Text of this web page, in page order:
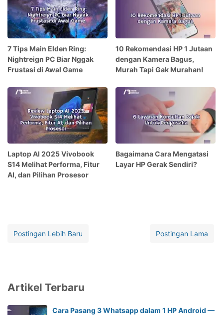
7 Tips Main Elden Ring:
Nightreign PC Biar Nggak
Frustasi di Awal Game
10 Rekomendasi HP 1 Jutaan
dengan Kamera Bagus,
Murah Tapi Gak Murahan!
Laptop AI 2025 Vivobook
S14 Melihat Performa, Fitur
AI, dan Pilihan Prosesor
Bagaimana Cara Mengatasi
Layar HP Gerak Sendiri?
Postingan Lebih Baru Postingan Lama
Artikel Terbaru
Cara Pasang 3 Whatsapp dalam 1 HP Android —